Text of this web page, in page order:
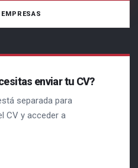
enviar tu CV?
separada para
CV y acceder a